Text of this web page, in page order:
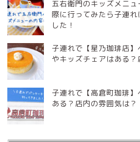
五右衛門のキッズメニ
際に行ってみたら子連
した！
子連れで【星乃珈琲店
やキッズチェアはある？
子連れで【高倉町珈琲
ある？店内の雰囲気は？